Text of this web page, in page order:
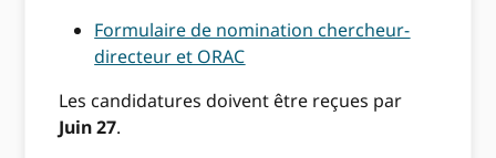
Formulaire de nomination chercheur-
directeur et ORAC
Les candidatures doivent être reçues par
Juin 27.